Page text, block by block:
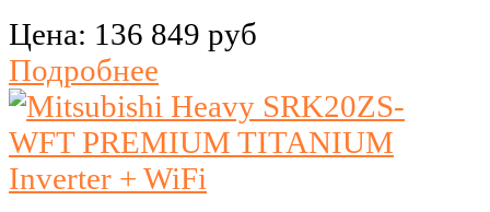
Цена: 136 849 руб
Подробнее